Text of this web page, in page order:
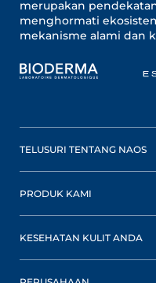
merupakan
menghormati
mekanisme alami dan
TELUSURI TENTANG NAOS
PRODUK KAMI
KESEHATAN KULIT ANDA